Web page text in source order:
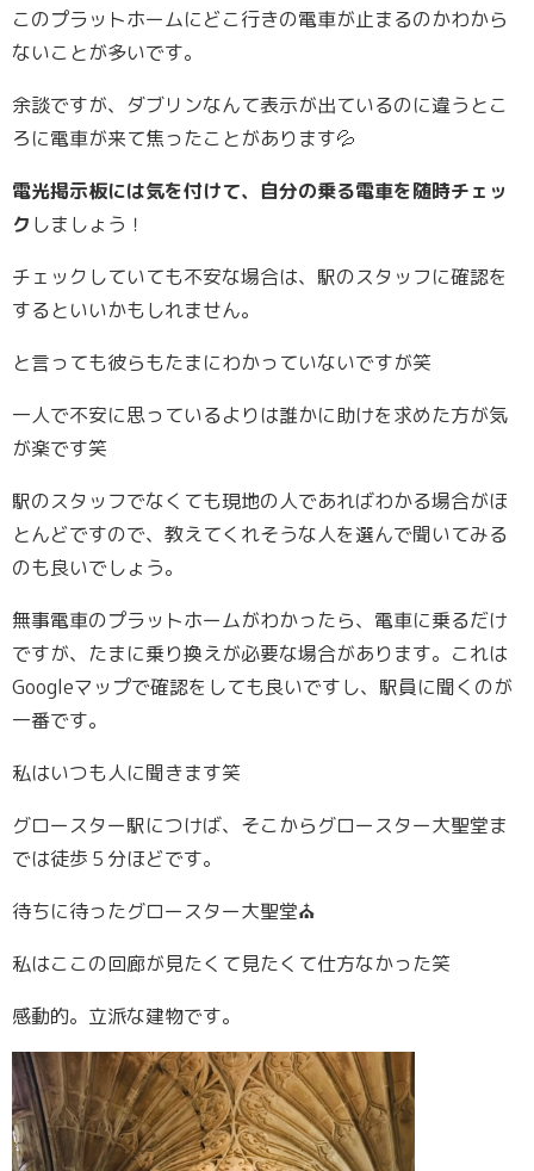
このプラットホームにどこ行きの電車が止まるのかわから
ないことが多いです。
余談ですが、ダブリンなんて表示が出ているのに違うとこ
ろに電車が来て焦ったことがあります💦
電光掲示板には気を付けて、自分の乗る電車を随時チェッ
ク しましょう！
チェックしていても不安な場合は、駅のスタッフに確認を
するといいかもしれません。
と言っても彼らもたまにわかっていないですが笑
一人で不安に思っているよりは誰かに助けを求めた方が気
が楽です笑
駅のスタッフでなくても現地の人であればわかる場合がほ
とんどですので、教えてくれそうな人を選んで聞いてみる
のも良いでしょう。
無事電車のプラットホームがわかったら、電車に乗るだけ
ですが、たまに乗り換えが必要な場合があります。これは
Googleマップで確認をしても良いですし、駅員に聞くのが
一番です。
私はいつも人に聞きます笑
グロースター駅につけば、そこからグロースター大聖堂ま
では徒歩５分ほどです。
待ちに待ったグロースター大聖堂⛪
私はここの回廊が見たくて見たくて仕方なかった笑
感動的。立派な建物です。